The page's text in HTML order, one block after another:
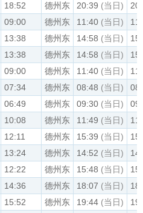
18:52 德州东 20:39 (当日)
09:00 德州东 11:40 (当日)
13:38 德州东 14:58 (当日)
13:38 德州东 14:58 (当日)
09:00 德州东 11:40 (当日)
07:34 德州东 08:48 (当日)
06:49 德州东 09:30 (当日)
10:08 德州东 11:49 (当日)
12:11 德州东 15:39 (当日)
13:24 德州东 14:52 (当日)
12:22 德州东 15:48 (当日)
14:36 德州东 18:07 (当日)
15:52 德州东 19:44 (当日)